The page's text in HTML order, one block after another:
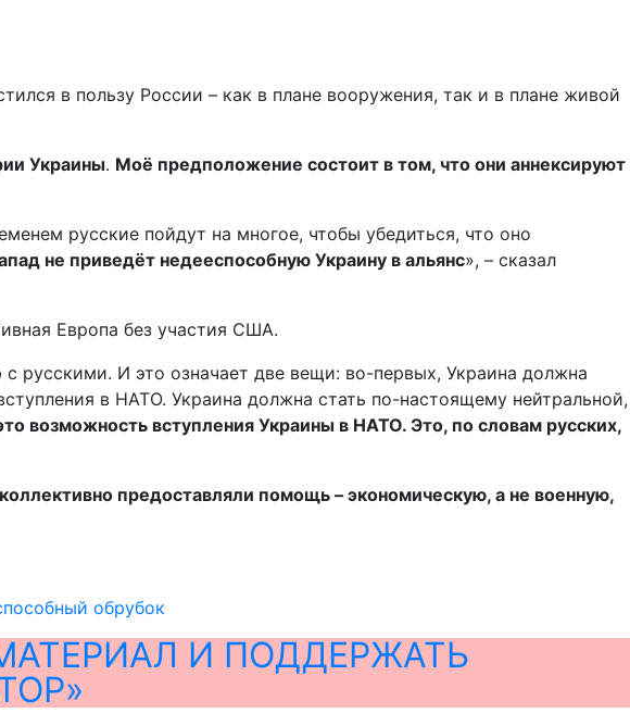
в пользу России – как в плане вооружения, так и в плане живой
Украины. Моё предположение состоит в том, что они аннексируют
русские пойдут на многое, чтобы убедиться, что оно
не приведёт недееспособную Украину в альянс», – сказал
Европа без участия США.
русскими. И это означает две вещи: во-первых, Украина должна
в НАТО. Украина должна стать по-настоящему нейтральной,
возможность вступления Украины в НАТО. Это, по словам русских,
предоставляли помощь – экономическую, а не военную,
обрубок
И ПОДДЕРЖАТЬ